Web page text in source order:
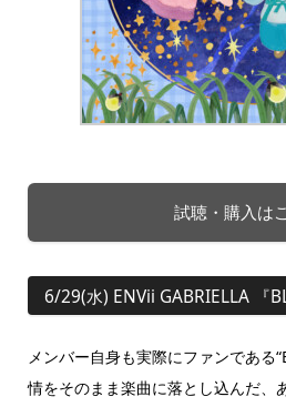
試聴・購入は
6/29(水) ENVii GABRIELLA 『BL
メンバー自身も実際にファンである
情をそのまま楽曲に落とし込んだ、